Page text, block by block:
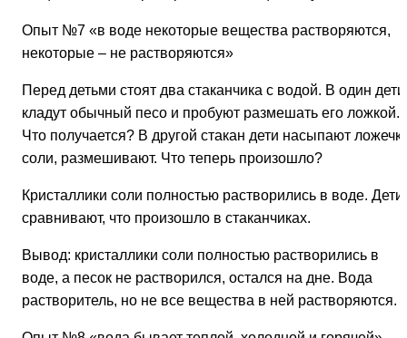
Опыт №7 «в воде некоторые вещества растворяются,
некоторые – не растворяются»
Перед детьми стоят два стаканчика с водой. В один дети
кладут обычный песо и пробуют размешать его ложкой.
Что получается? В другой стакан дети насыпают
соли, размешивают. Что теперь произошло?
Кристаллики соли полностью растворились в воде. Дети
сравнивают, что произошло в стаканчиках.
Вывод: кристаллики соли полностью растворились в
воде, а песок не растворился, остался на дне. Вода
растворитель, но не все вещества в ней растворяются.